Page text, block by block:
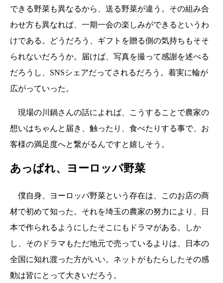
できる野菜も異なるから、送る野菜が違う。その組み合
わせ方も異なれば、一期一会の楽しみができるというわ
けである。どうだろう、ギフトを贈る側の気持ちもそそ
られないだろうか。届けば、写真を撮って感謝を述べる
だろうし、SNSシェアだってされるだろう。着実に輪が
広がっていった。
現場の川鍋さんの話によれば、こうすることで農家の
想いはちゃんと届き、触ったり、食べたりする事で、お
客様の満足度へと繋がるんですと嬉しそう。
あっぱれ、ヨーロッパ野菜
僕自身、ヨーロッパ野菜という存在は、このお店の商
材で初めて知った。それを埼玉の農家の努力により、日
本で作られるようにしたそこにもドラマがある。しか
し、そのドラマもただ地元で売っているよりは、日本の
全国に知れ渡った方がいい。ネットがもたらしたその感
動は皆にとって大きいだろう。